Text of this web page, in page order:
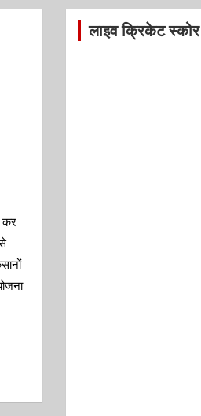
कर
लाइव क्रिकेट स्कोर